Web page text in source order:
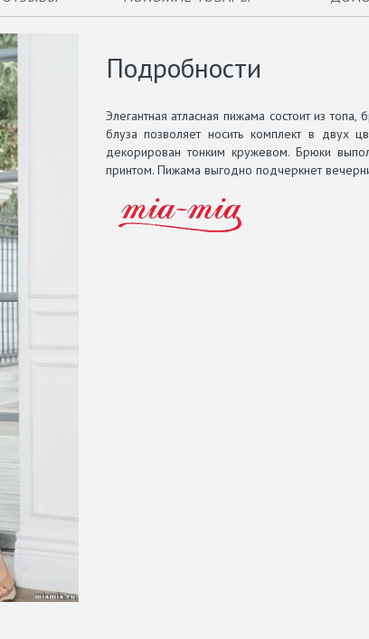
Подробности
Элегантная атласная пижама состоит из
блуза позволяет носить комплект в двух
декорирован тонким кружевом. Брюки
принтом. Пижама выгодно подчеркнет